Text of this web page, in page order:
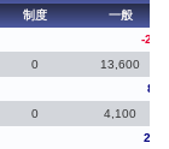
制度 一般
-
0 13,600
0 4,100